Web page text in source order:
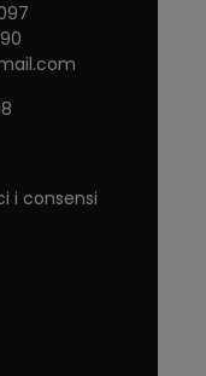
i consensi